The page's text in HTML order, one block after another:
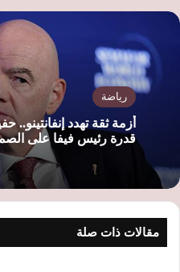
رياضة
أزمة ثقة تهدد
قدرة رئيس فيفا على
مقالات ذات صلة